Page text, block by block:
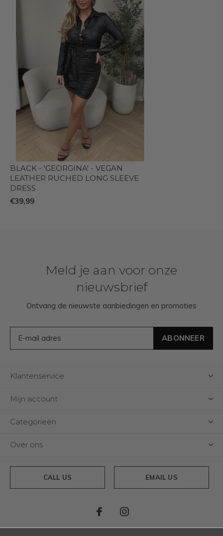
BLACK - 'GEORGINA' - VEGAN
LEATHER RUCHED LONG SLEEVE
DRESS
€39,99
Meld je aan voor onze
nieuwsbrief
Ontvang de nieuwste aanbiedingen en promoties
ABONNEER
Klantenservice
Mijn account
Categorieën
Over ons
CALL US EMAIL US